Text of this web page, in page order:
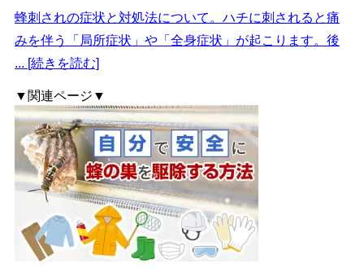
蜂刺されの症状と対処法について。ハチに刺されると痛
みを伴う「局所症状」や「全身症状」が起こります。後
... [続きを読む]
▼関連ページ▼